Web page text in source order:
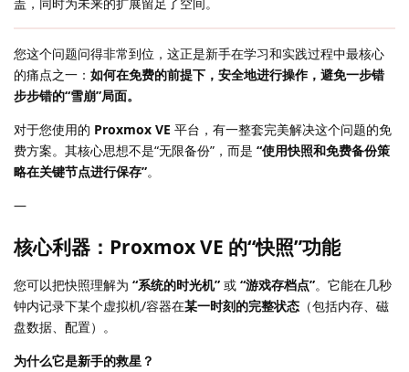
您这个问题问得非常到位，这正是新手在学习和实践过程中最核心
的痛点之一： 如何在免费的前提下，安全地进行操作，避免一步错
步步错的“雪崩”局面。
对于您使用的 Proxmox VE 平台，有一整套完美解决这个问题的免
费方案。其核心思想不是“无限备份”，而是 “使用快照和免费备份策
略在关键节点进行保存”。
—
核心利器：Proxmox VE 的“快照”功能
您可以把快照理解为 “系统的时光机” 或 “游戏存档点”。它能在几秒
钟内记录下某个虚拟机/容器在某一时刻的完整状态 （包括内存、磁
盘数据、配置）。
为什么它是新手的救星？